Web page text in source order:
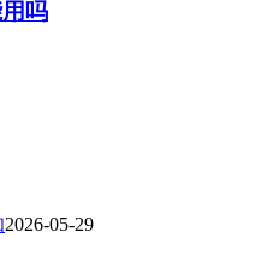
吗
2026-05-29